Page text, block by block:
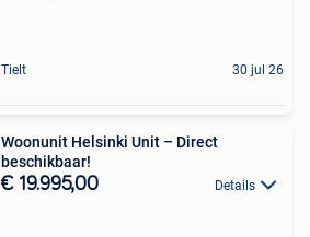
Tielt 30 jul 26
Woonunit Helsinki Unit – Direct
beschikbaar!
€ 19.995,00 Details